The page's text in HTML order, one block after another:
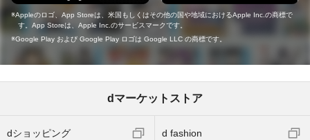
Appleのロゴ、App Storeは、米国もしくはその他の国や地域におけるApple Inc.の商標で
す。App Storeは、Apple Inc.のサービスマークです。
Google Play および Google Play ロゴは Google LLC の商標です。
dマーケットストア
dショッピング d fashion